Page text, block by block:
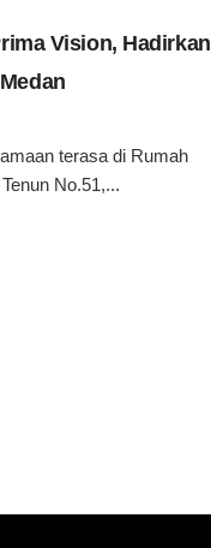
Vision, Hadirkan
terasa di Rumah
No.51,...